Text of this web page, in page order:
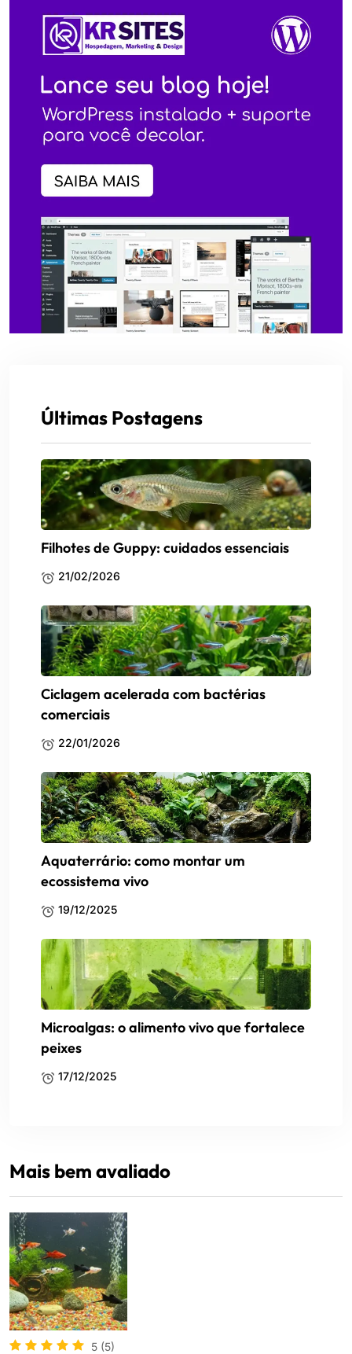
Últimas Postagens
Filhotes de Guppy: cuidados essenciais
21/02/2026
Ciclagem acelerada com bactérias
comerciais
22/01/2026
Aquaterrário: como montar um
ecossistema vivo
19/12/2025
Microalgas: o alimento vivo que fortalece
peixes
17/12/2025
Mais bem avaliado
5 (5)